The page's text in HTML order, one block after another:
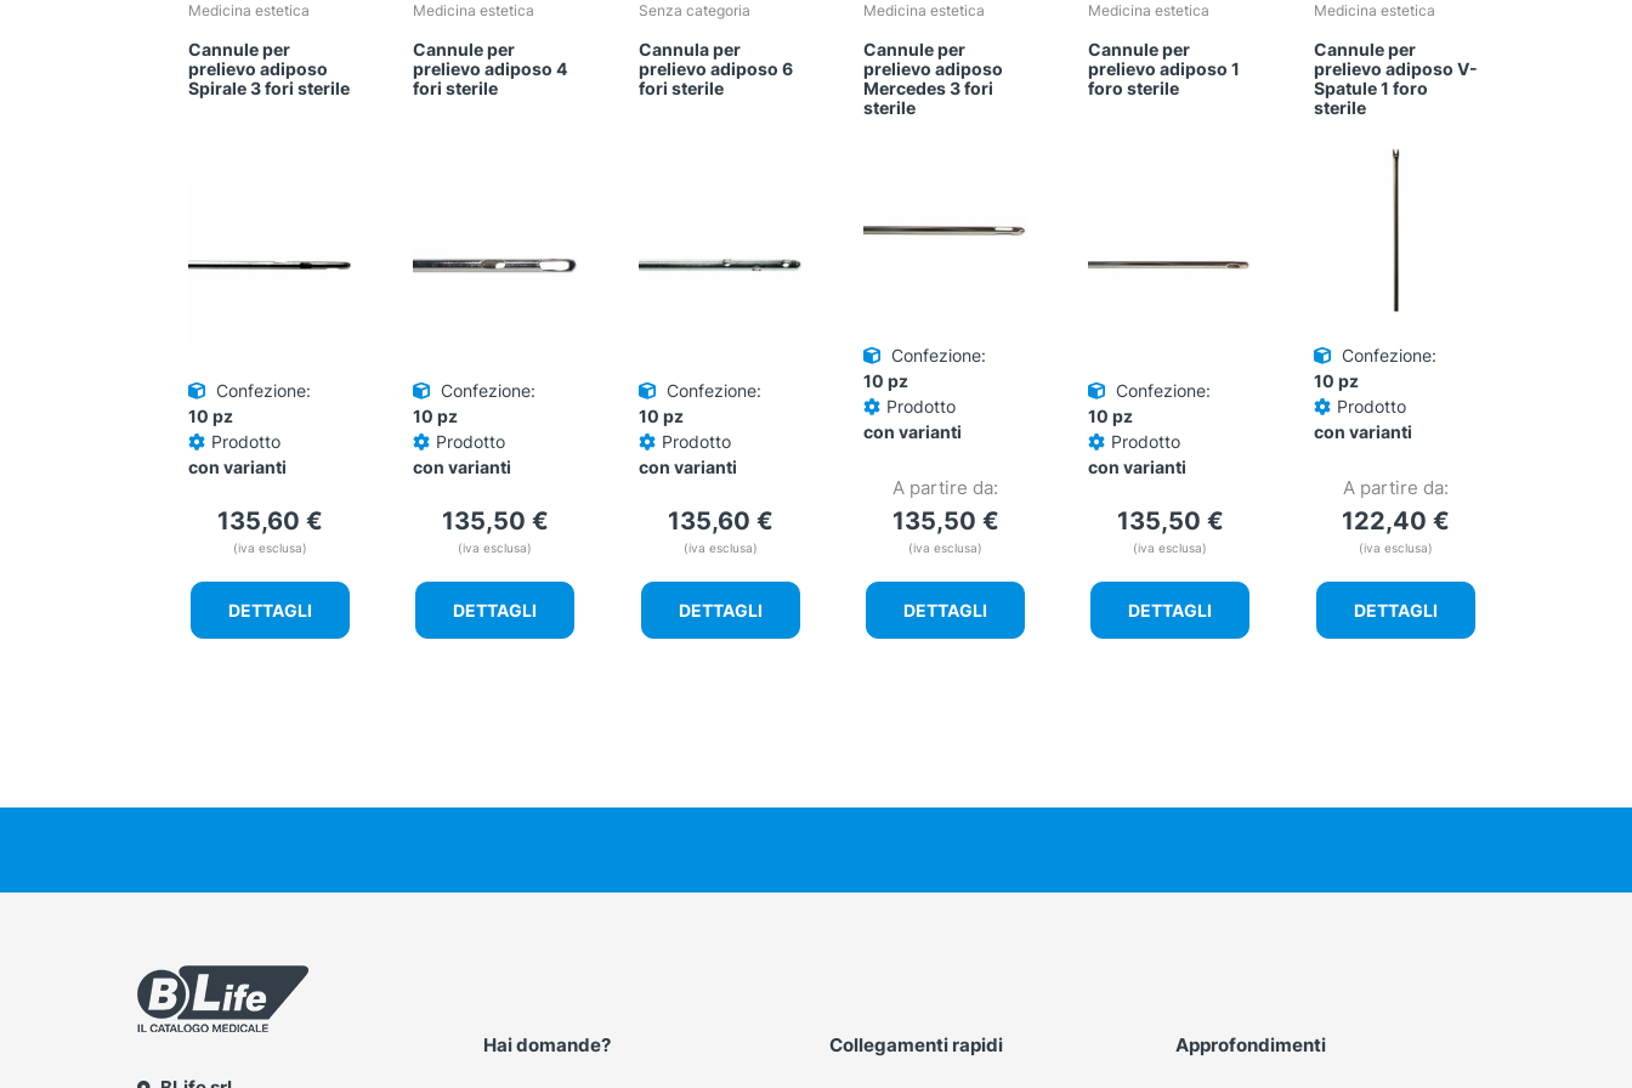
Medicina estetica
Cannule per
prelievo adiposo
Spirale 3 fori sterile
Confezione:
10 pz
Prodotto
con varianti
135,60€
(iva esclusa)
DETTAGLI
Medicina estetica
Cannule per
prelievo adiposo 4
fori sterile
Confezione:
10 pz
Prodotto
con varianti
135,50 €
(iva esclusa)
DETTAGLI
Senza categoria
Cannula per
prelievo adiposo 6
fori sterile
Confezione:
10 pz
Prodotto
con varianti
135,60 €
(iva esclusa)
DETTAGLI
Medicina estetica
Cannule per
prelievo adiposo
Mercedes 3 fori
sterile
Confezione:
10 pz
Prodotto
con varianti
A partire da:
135,50 €
(iva esclusa)
DETTAGLI
Medicina estetica
Cannule per
prelievo adiposo 1
foro sterile
Confezione:
10 pz
Prodotto
con varianti
135,50 €
(iva esclusa)
DETTAGLI
Medicina estetica
Cannule per
prelievo adiposo V-
Spatule 1 foro
sterile
Confezione:
10 pz
Prodotto
con varianti
A partire da:
122,40 €
(iva esclusa)
DETTAGLI
Hai domande? Collegamenti rapidi Approfondimenti